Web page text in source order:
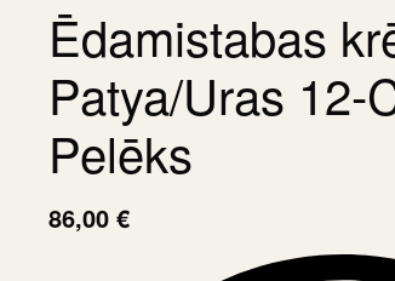
Ēdamistabas
Patya/Uras 12-
Pelēks
86,00 €